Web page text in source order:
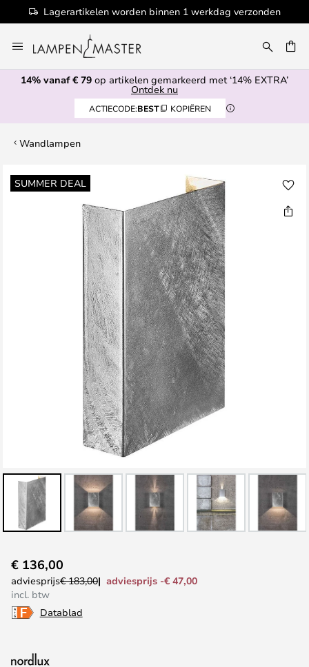
Lagerartikelen worden binnen 1 werkdag verzonden
naar
de
inhoud
14% vanaf € 79 op artikelen gemarkeerd met ‘14% EXTRA’
Ontdek nu
ACTIECODE:BEST KOPIËREN
Wandlampen
SUMMER DEAL
Ga
naar
naar
het
begin
van
afbeeldingen-
€ 136,00
adviesprijs€ 183,00
adviesprijs -€ 47,00
incl. btw
Datablad